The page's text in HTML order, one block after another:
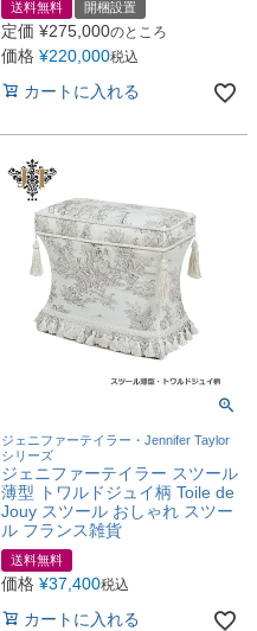
送料無料 開梱設置
定価 ¥275,000のところ
価格 ¥220,000税込
カートに入れる
ジェニファーテイラー・Jennifer Taylor
シリーズ
ジェニファーテイラー スツール
薄型 トワルドジュイ柄 Toile de
Jouy スツール おしゃれ スツー
ル フランス雑貨
送料無料
価格 ¥37,400税込
カートに入れる